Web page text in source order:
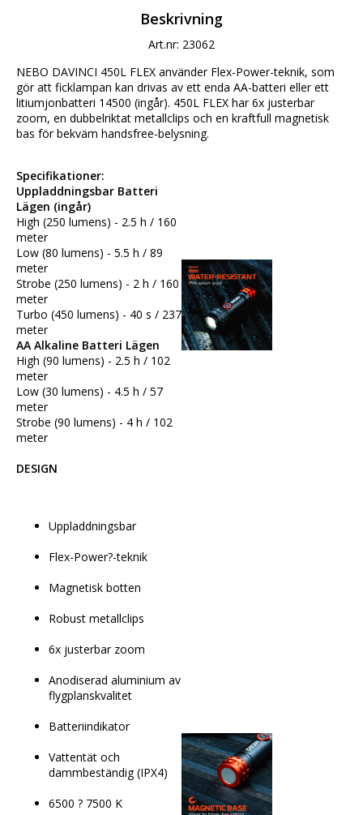
Beskrivning
Art.nr: 23062
NEBO DAVINCI 450L FLEX använder Flex-Power-teknik, som
gör att ficklampan kan drivas av ett enda AA-batteri eller ett
litiumjonbatteri 14500 (ingår). 450L FLEX har 6x justerbar
zoom, en dubbelriktat metallclips och en kraftfull magnetisk
bas för bekväm handsfree-belysning.
Specifikationer:
Uppladdningsbar Batteri
Lägen (ingår)
High (250 lumens) - 2.5 h / 160
meter
Low (80 lumens) - 5.5 h / 89
meter
Strobe (250 lumens) - 2 h / 160
meter
Turbo (450 lumens) - 40 s / 237
meter
AA Alkaline Batteri Lägen
High (90 lumens) - 2.5 h / 102
meter
Low (30 lumens) - 4.5 h / 57
meter
Strobe (90 lumens) - 4 h / 102
meter
DESIGN
Uppladdningsbar
Flex-Power?-teknik
Magnetisk botten
Robust metallclips
6x justerbar zoom
Anodiserad aluminium av
flygplanskvalitet
Batteriindikator
Vattentät och
dammbeständig (IPX4)
6500 ? 7500 K